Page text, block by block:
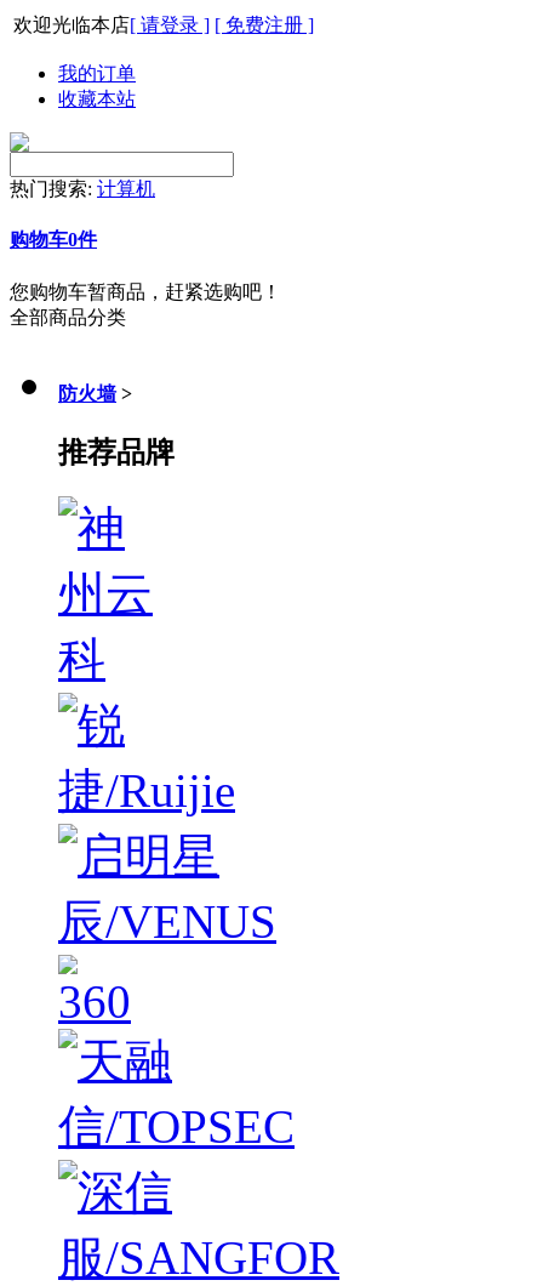
欢迎光临本店[ 请登录 ] [ 免费注册 ]
我的订单
收藏本站
热门搜索: 计算机
购物车0件
您购物车暂商品，赶紧选购吧！
全部商品分类
防火墙 >
推荐品牌